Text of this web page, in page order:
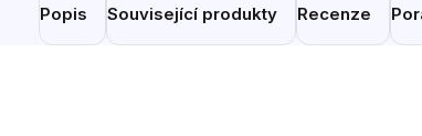
Popis Související produkty Recenze